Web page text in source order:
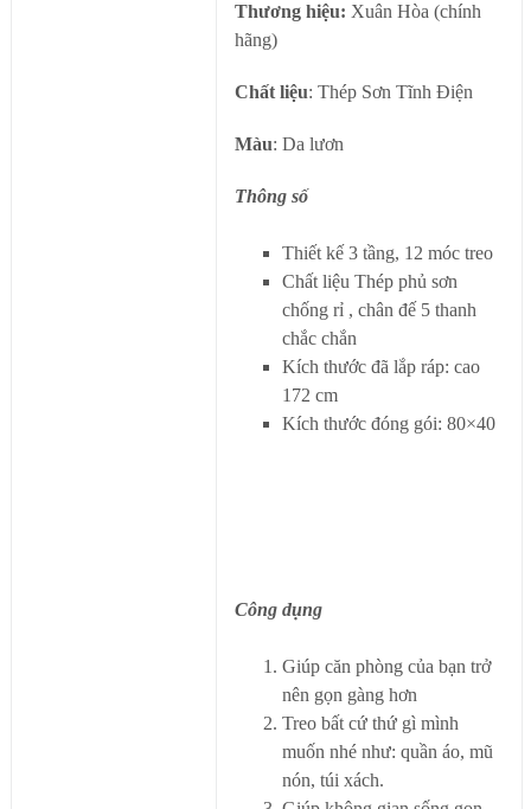
Thương hiệu: Xuân Hòa (chính
hãng)
Chất liệu: Thép Sơn Tĩnh Điện
Màu: Da lươn
Thông số
Thiết kế 3 tầng, 12 móc treo
Chất liệu Thép phủ sơn
chống rỉ , chân đế 5 thanh
chắc chắn
Kích thước đã lắp ráp: cao
172 cm
Kích thước đóng gói: 80×40
Công dụng
Giúp căn phòng của bạn trở
nên gọn gàng hơn
Treo bất cứ thứ gì mình
muốn nhé như: quần áo, mũ
nón, túi xách.